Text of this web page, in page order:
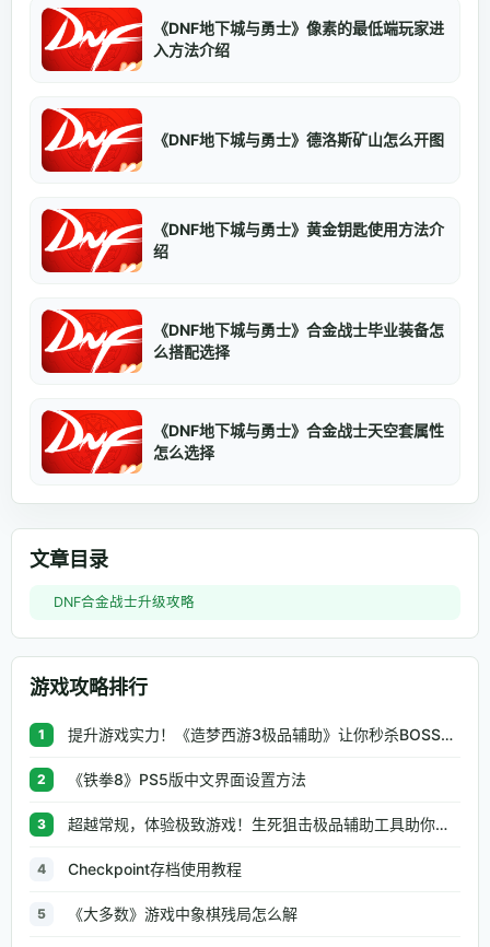
《DNF地下城与勇士》像素的最低端玩家进
入方法介绍
《DNF地下城与勇士》德洛斯矿山怎么开图
《DNF地下城与勇士》黄金钥匙使用方法介
绍
《DNF地下城与勇士》合金战士毕业装备怎
么搭配选择
《DNF地下城与勇士》合金战士天空套属性
怎么选择
文章目录
DNF合金战士升级攻略
游戏攻略排行
1 提升游戏实力！《造梦西游3极品辅助》让你秒杀BOSS、逆天属性一键修改
2 《铁拳8》PS5版中文界面设置方法
3 超越常规，体验极致游戏！生死狙击极品辅助工具助你无往不利
4 Checkpoint存档使用教程
5 《大多数》游戏中象棋残局怎么解